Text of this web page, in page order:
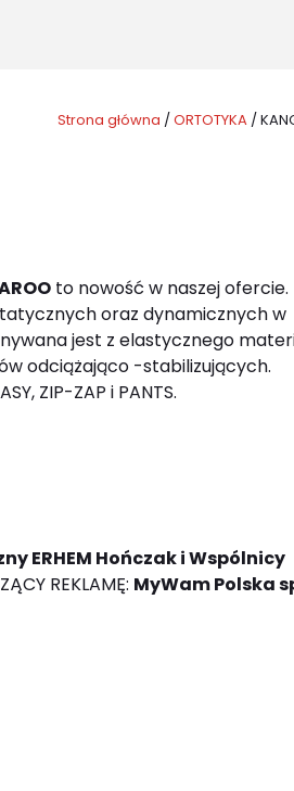
Strona główna /ORTOTYKA/
to nowość w naszej ofercie.
oraz dynamicznych w
jest z elastycznego
odciążająco -stabilizujących.
ZIP-ZAP i PANTS.
ERHEM Hończak i Wspólnicy
REKLAMĘ: MyWam Polska